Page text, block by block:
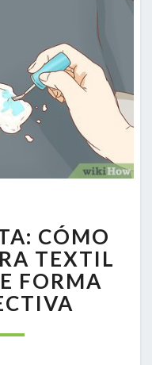
CÓMO
TEXTIL
FORMA